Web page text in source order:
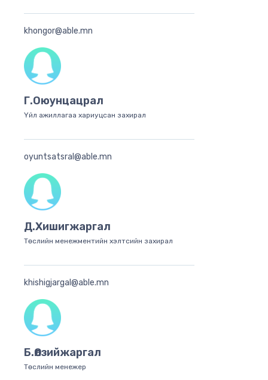
khongor@able.mn
Г.Оюунцацрал
Үйл ажиллагаа хариуцсан захирал
oyuntsatsral@able.mn
Д.Хишигжаргал
Төслийн менежментийн хэлтсийн захирал
khishigjargal@able.mn
Б.Өлзийжаргал
Төслийн менежер